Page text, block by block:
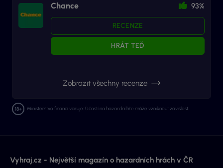
Chance 93%
RECENZE
HRÁT TEĎ
Zobrazit všechny recenze
Ministerstvo financí varuje: Účastí na hazardní hře může vzniknout závislost.
Vyhraj.cz - Největší magazín o hazardních hrách v ČR